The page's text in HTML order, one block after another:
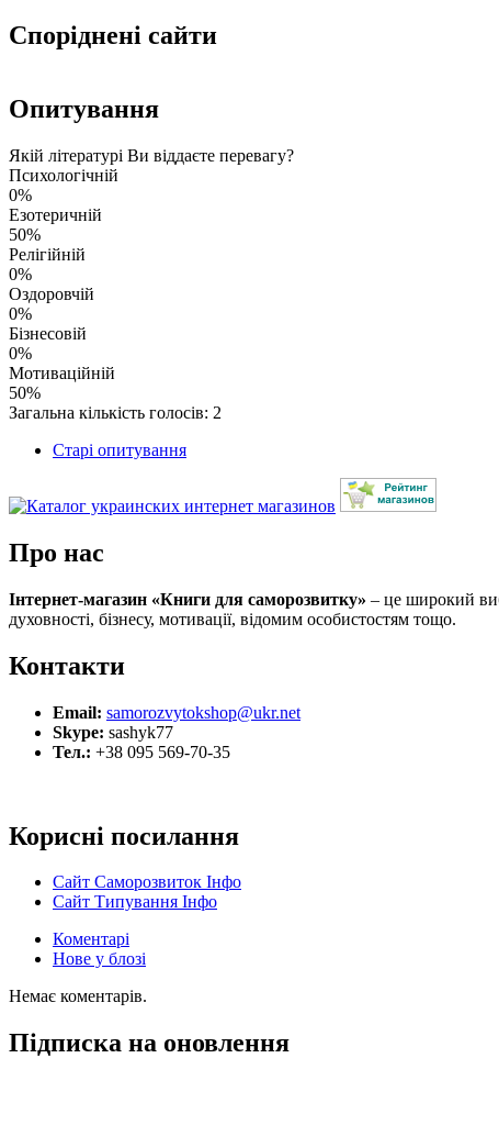
Споріднені сайти
Опитування
Якій літературі Ви віддаєте перевагу?
Психологічній
0%
Езотеричній
50%
Релігійній
0%
Оздоровчій
0%
Бізнесовій
0%
Мотиваційній
50%
Загальна кількість голосів: 2
Старі опитування
Про нас
Інтернет-магазин «Книги для саморозвитку» – це широкий
духовності, бізнесу, мотивації, відомим особистостям тощо.
Контакти
Email: samorozvytokshop@ukr.net
Skype: sashyk77
Тел.: +38 095 569-70-35
Корисні посилання
Сайт Саморозвиток Інфо
Сайт Типування Інфо
Коментарі
Нове у блозі
Немає коментарів.
Підписка на оновлення